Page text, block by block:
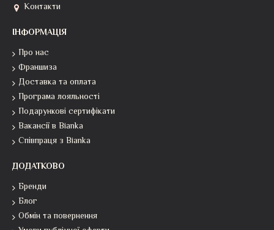
Контакти
ІНФОРМАЦІЯ
Про нас
Франшиза
Доставка та оплата
Програма лояльності
Подарункові сертифікати
Вакансії в Bianka
Співпраця з Bianka
ДОДАТКОВО
Бренди
Блог
Обмін та повернення